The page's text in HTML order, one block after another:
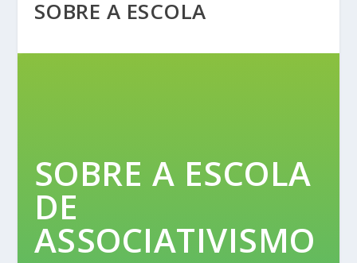
SOBRE A ESCOLA
SOBRE A ESCOLA
DE
ASSOCIATIVISMO